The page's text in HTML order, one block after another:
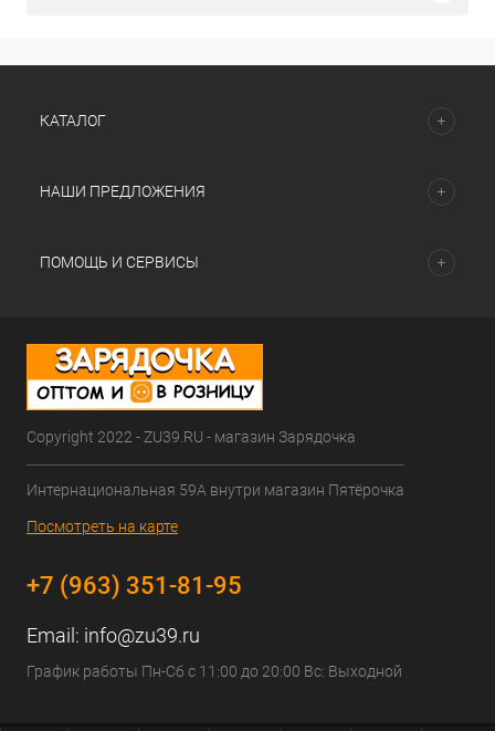
КАТАЛОГ
НАШИ ПРЕДЛОЖЕНИЯ
ПОМОЩЬ И СЕРВИСЫ
Copyright 2022 - ZU39.RU - магазин Зарядочка
Интернациональная 59А внутри магазин Пятёрочка
Посмотреть на карте
+7 (963) 351-81-95
Email: info@zu39.ru
График работы Пн-Сб с 11:00 до 20:00 Вс: Выходной